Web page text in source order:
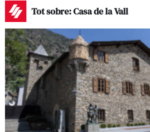
Tot sobre: Casa de la Vall